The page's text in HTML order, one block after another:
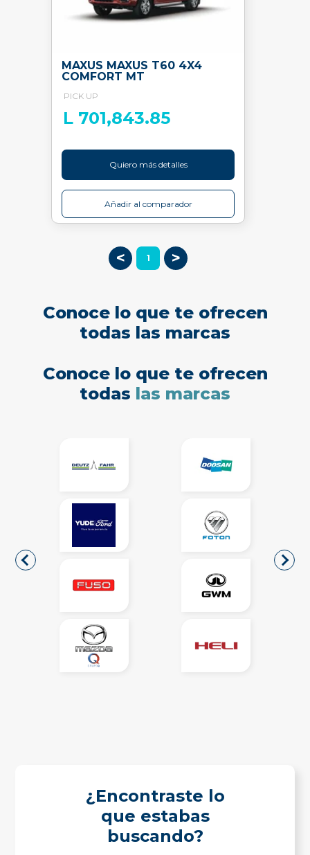
MAXUS MAXUS T60 4X4
COMFORT MT
PICK UP
L 701,843.85
Quiero más detalles
Añadir al comparador
< 1 >
Conoce lo que te ofrecen
todas las marcas
Conoce lo que te ofrecen
todas las marcas
¿Encontraste lo
que estabas
buscando?